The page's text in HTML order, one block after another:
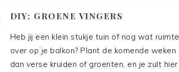
DIY: GROENE VINGERS
Heb jij een klein stukje tuin of nog wat ruimte
over op je balkon? Plant de komende weken
dan verse kruiden of groenten, en je zult hier